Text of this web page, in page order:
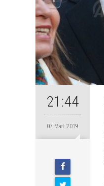
21:44
07 Mart 2019